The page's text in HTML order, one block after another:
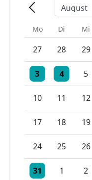
Mo Di Mi
27 28 29
3
Einzelne 4
Einzelne 5
10 11 12
17 18 19
24 25 26
31
Einzelne 1 2